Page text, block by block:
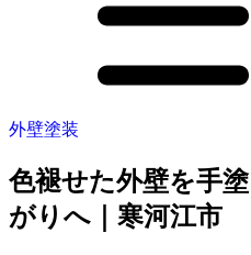
外壁塗装
色褪せた外壁を手
がりへ｜寒河江市